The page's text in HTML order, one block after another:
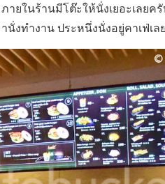
ายในร้านมีโต๊ะให้นั่งเยอะเลย
งทำงาน ประหนึ่งนั่งอยู่คาเฟ่เลย